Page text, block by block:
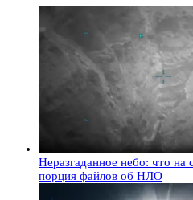
Неразгаданное небо: что на
порция файлов об НЛО